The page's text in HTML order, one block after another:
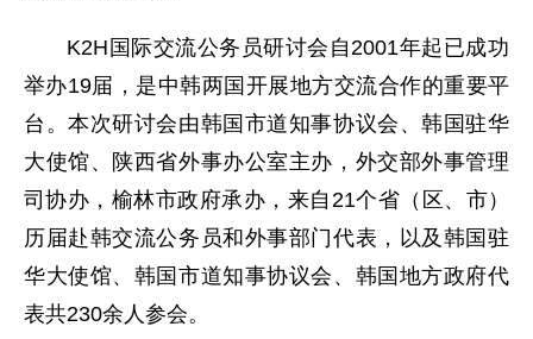
K2H国际交流公务员研讨会自2001年起已成功
举办19届，是中韩两国开展地方交流合作的重要平
台。本次研讨会由韩国市道知事协议会、韩国驻华
大使馆、陕西省外事办公室主办，外交部外事管理
司协办，榆林市政府承办，来自21个省（区、市）
历届赴韩交流公务员和外事部门代表，以及韩国驻
华大使馆、韩国市道知事协议会、韩国地方政府代
表共230余人参会。